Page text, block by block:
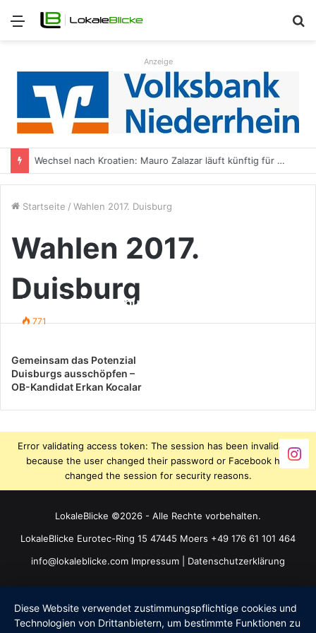
Menü
Anzeige
Wechsel nach Kroatien: Mauro Zalazar läuft künftig für NK Kustošija Zagreb auf
Startseite / Wahlen 2017. Duisburg
Wahlen 2017.
Duisburg
Der neue Bücherbus ist da
771
Gemeinsam das Potenzial
Duisburgs ausschöpfen –
OB-Kandidat Erkan Kocalar
Error validating access token: The session has been invalidated
because the user changed their password or Facebook has
changed the session for security reasons.
LokaleBlicke ©2026 - Alle Rechte vorbehalten.
LokaleBlicke Eurotec-Ring 15 47445 Moers +49 176 61 101 464
info@lokaleblicke.com Impressum Datenschutzerklärung
Diese Website verwendet zustimmungspflichtige cookies und
Technologien von Drittanbietern, um bestimmte Funktionen zu